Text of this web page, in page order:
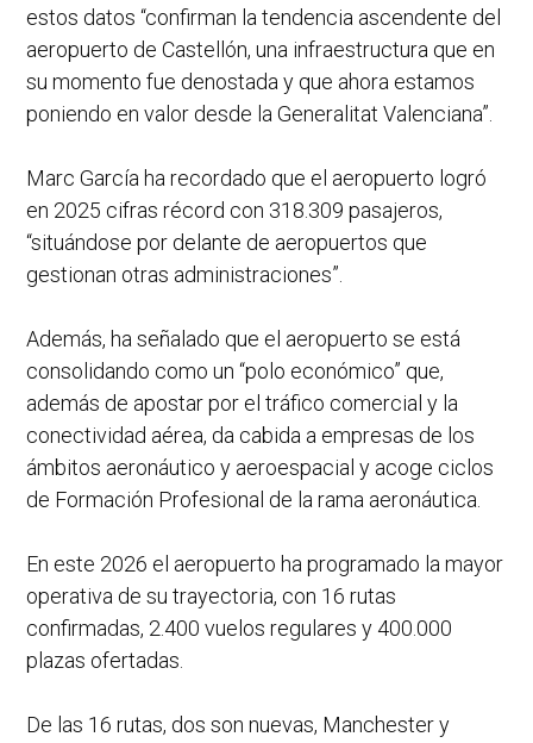
estos datos “confirman la tendencia ascendente del
aeropuerto de Castellón, una infraestructura que en
su momento fue denostada y que ahora estamos
poniendo en valor desde la Generalitat Valenciana”.
Marc García ha recordado que el aeropuerto logró
en 2025 cifras récord con 318.309 pasajeros,
“situándose por delante de aeropuertos que
gestionan otras administraciones”.
Además, ha señalado que el aeropuerto se está
consolidando como un “polo económico” que,
además de apostar por el tráfico comercial y la
conectividad aérea, da cabida a empresas de los
ámbitos aeronáutico y aeroespacial y acoge ciclos
de Formación Profesional de la rama aeronáutica.
En este 2026 el aeropuerto ha programado la mayor
operativa de su trayectoria, con 16 rutas
confirmadas, 2.400 vuelos regulares y 400.000
plazas ofertadas.
De las 16 rutas, dos son nuevas, Manchester y